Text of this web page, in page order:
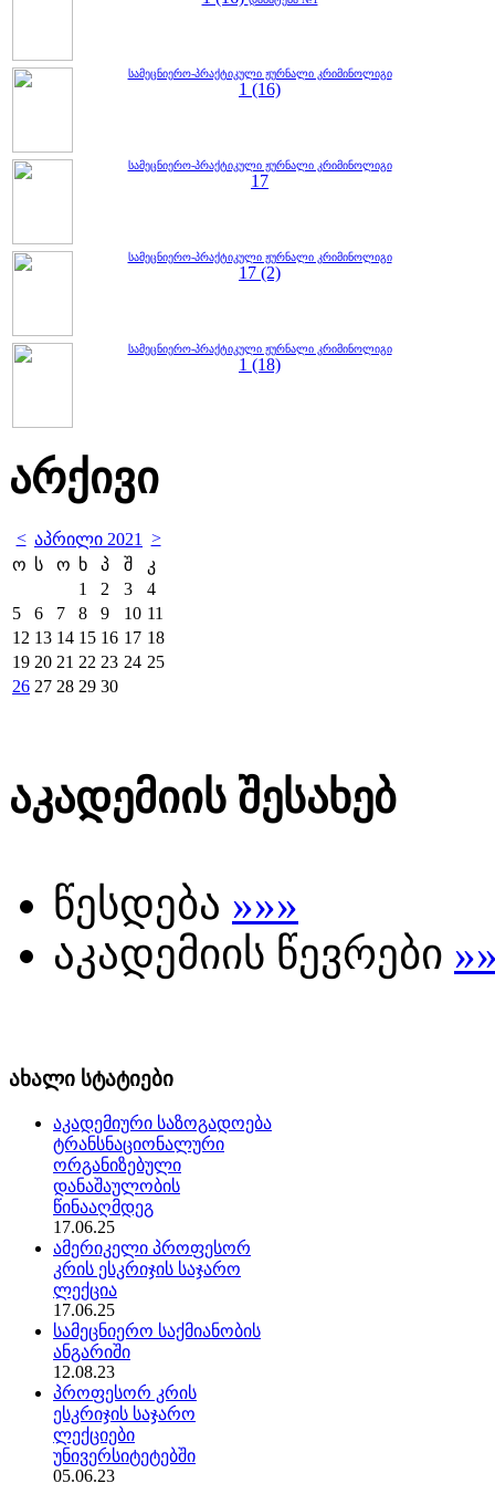
სამეცნიერო-პრაქტიკული ჟურნალი კრიმინოლიგი
1 (16)
სამეცნიერო-პრაქტიკული ჟურნალი კრიმინოლიგი
17
სამეცნიერო-პრაქტიკული ჟურნალი კრიმინოლიგი
17 (2)
სამეცნიერო-პრაქტიკული ჟურნალი კრიმინოლიგი
1 (18)
არქივი
< აპრილი 2021
>
ო ს ო ხ პ შ
კ
1
2 3
4
5
6 7 8 9 10 11
12 13 14 15 16 17 18
19 20 21 22 23 24 25
26 27 28 29 30
აკადემიის შესახებ
წესდება »»»
აკადემიის წევრები
ახალი სტატიები
აკადემიური საზოგადოება
ტრანსნაციონალური
ორგანიზებული
დანაშაულობის
წინააღმდეგ
17.06.25
ამერიკელი პროფესორ
კრის ესკრიჯის საჯარო
ლექცია
17.06.25
სამეცნიერო საქმიანობის
ანგარიში
12.08.23
პროფესორ კრის
ესკრიჯის საჯარო
ლექციები
უნივერსიტეტებში
05.06.23